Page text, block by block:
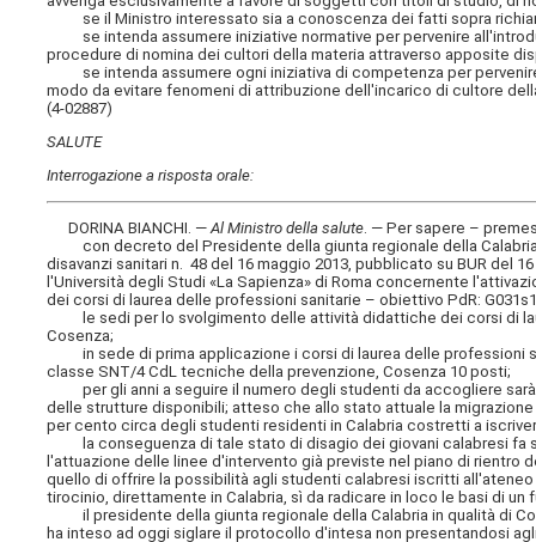
se il Ministro interessato sia a conoscenza dei fatti sopra
se intenda assumere iniziative normative per pervenire
procedure di nomina dei cultori della materia attraverso apposite
se intenda assumere ogni iniziativa di competenza per
modo da evitare fenomeni di attribuzione dell'incarico di cultore
(4-02887)
SALUTE
Interrogazione a risposta orale:
DORINA BIANCHI. —Al Ministro della salute . — Per sapere –
con decreto del Presidente della giunta regionale della
disavanzi sanitari n. 48 del 16 maggio 2013, pubblicato su BUR del
l'Università degli Studi «La Sapienza» di Roma concernente
dei corsi di laurea delle professioni sanitarie – obiettivo PdR:
le sedi per lo svolgimento delle attività didattiche dei corsi di
Cosenza;
in sede di prima applicazione i corsi di laurea delle professioni
classe SNT/4 CdL tecniche della prevenzione, Cosenza 10 posti;
per gli anni a seguire il numero degli studenti da accogliere
delle strutture disponibili; atteso che allo stato attuale la
per cento circa degli studenti residenti in Calabria costretti a
la conseguenza di tale stato di disagio dei giovani calabresi fa
l'attuazione delle linee d'intervento già previste nel piano di rientro
quello di offrire la possibilità agli studenti calabresi iscritti
tirocinio, direttamente in Calabria, sì da radicare in loco le basi di un
il presidente della giunta regionale della Calabria in qualità di
ha inteso ad oggi siglare il protocollo d'intesa non presentandosi